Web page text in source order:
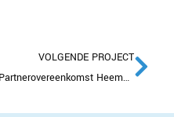
VOLGENDE PROJECT
Partnerovereenkomst Heembouw Wonen B.V.